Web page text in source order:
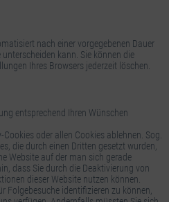
nach einer vorgegebenen Dauer
kann. Sie können die
Ihres Browsers jederzeit löschen.
entsprechend Ihren Wünschen
oder allen Cookies ablehnen. Sog.
die durch einen Dritten gesetzt wurden,
Website auf der man sich gerade
dass Sie durch die Deaktivierung von
dieser Website nutzen können.
Folgebesuche identifizieren zu können,